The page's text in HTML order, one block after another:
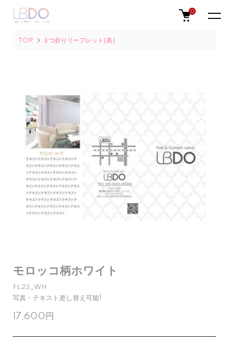
0
TOP ３つ折りリーフレット(表)
モロッコ柄ホワイト
FL23_WH
写真・テキスト差し替え可能!
17,600円